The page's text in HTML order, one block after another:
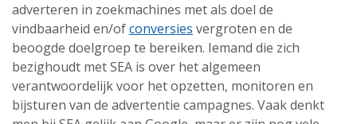
adverteren in zoekmachines met als doel de
vindbaarheid en/ofconversies vergroten en de
beoogde doelgroep te bereiken. Iemand die zich
bezighoudt met SEA is over het algemeen
verantwoordelijk voor het opzetten, monitoren en
bijsturen van de advertentie campagnes. Vaak denkt